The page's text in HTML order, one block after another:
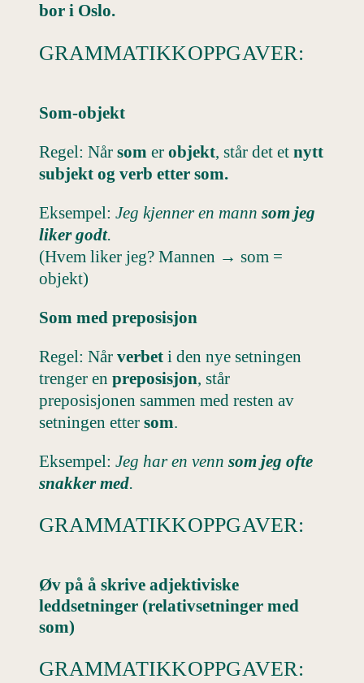
bor i Oslo.
GRAMMATIKKOPPGAVER:
Som-objekt
Regel: Når som er objekt, står det et nytt
subjekt og verb etter som.
Eksempel: Jeg kjenner en mann som jeg
liker godt.
(Hvem liker jeg? Mannen → som =
objekt)
Som med preposisjon
Regel: Når verbet i den nye setningen
trenger en preposisjon, står
preposisjonen sammen med resten av
setningen etter som.
Eksempel: Jeg har en venn som jeg ofte
snakker med.
GRAMMATIKKOPPGAVER:
Øv på å skrive adjektiviske
leddsetninger (relativsetninger med
som)
GRAMMATIKKOPPGAVER: